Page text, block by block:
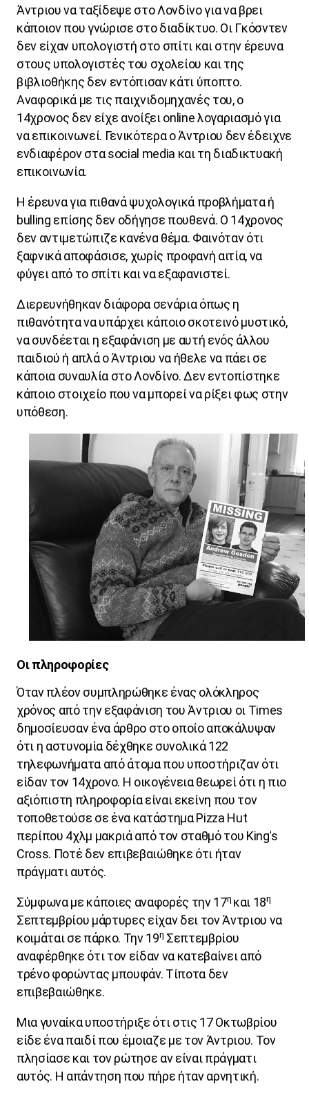
Άντριου να ταξίδεψε στο Λονδίνο για να βρει
κάποιον που γνώρισε στο διαδίκτυο. Οι Γκόσντεν
δεν είχαν υπολογιστή στο σπίτι και στην έρευνα
στους υπολογιστές του σχολείου και της
βιβλιοθήκης δεν εντόπισαν κάτι ύποπτο.
Αναφορικά με τις παιχνιδομηχανές του, ο
14χρονος δεν είχε ανοίξειonlineλογαριασμό για
να επικοινωνεί. Γενικότερα ο Άντριου δεν έδειχνε
ενδιαφέρον σταsocial media και τη διαδικτυακή
επικοινωνία.
Η έρευνα για πιθανά ψυχολογικά προβλήματα ή
bulling επίσης δεν οδήγησε πουθενά. Ο 14χρονος
δεν αντιμετώπιζε κανένα θέμα. Φαινόταν ότι
ξαφνικά αποφάσισε, χωρίς προφανή αιτία, να
φύγει από το σπίτι και να εξαφανιστεί.
Διερευνήθηκαν διάφορα σενάρια όπως η
πιθανότητα να υπάρχει κάποιο σκοτεινό μυστικό,
να συνδέεται η εξαφάνιση με αυτή ενός άλλου
παιδιού ή απλά ο Άντριου να ήθελε να πάει σε
κάποια συναυλία στο Λονδίνο. Δεν εντοπίστηκε
κάποιο στοιχείο που να μπορεί να ρίξει φως στην
υπόθεση.
Οι πληροφορίες
Όταν πλέον συμπληρώθηκε ένας ολόκληρος
χρόνος από την εξαφάνιση του Άντριου οι Times
δημοσίευσαν ένα άρθρο στο οποίο αποκάλυψαν
ότι η αστυνομία δέχθηκε συνολικά 122
τηλεφωνήματα από άτομα που υποστήριζαν ότι
είδαν τον 14χρονο. Η οικογένεια θεωρεί ότι η πιο
αξιόπιστη πληροφορία είναι εκείνη που τον
τοποθετούσε σε ένα κατάστημαPizza Hut
περίπου 4χλμ μακριά από τον σταθμό του King’s
Cross. Ποτέ δεν επιβεβαιώθηκε ότι ήταν
πράγματι αυτός.
Σύμφωνα με κάποιες αναφορές την 17η και 18η
Σεπτεμβρίου μάρτυρες είχαν δει τον Άντριου να
κοιμάται σε πάρκο. Την 19η Σεπτεμβρίου
αναφέρθηκε ότι τον είδαν να κατεβαίνει από
τρένο φορώντας μπουφάν. Τίποτα δεν
επιβεβαιώθηκε.
Μια γυναίκα υποστήριξε ότι στις 17 Οκτωβρίου
είδε ένα παιδί που έμοιαζε με τον Άντριου. Τον
πλησίασε και τον ρώτησε αν είναι πράγματι
αυτός. Η απάντηση που πήρε ήταν αρνητική.